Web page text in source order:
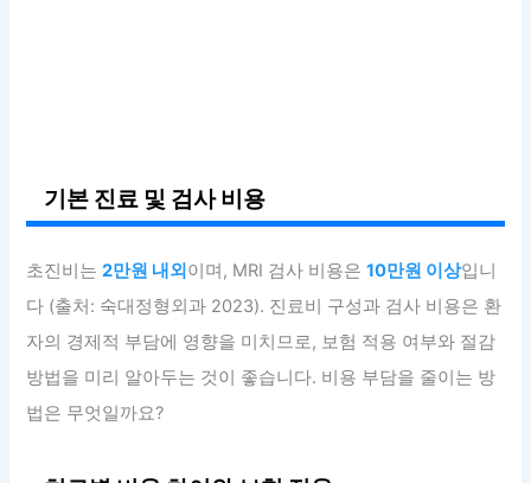
기본 진료 및 검사 비용
초진비는2만원 내외 이며, MRI 검사 비용은10만원 이상입니
다 (출처: 숙대정형외과 2023). 진료비 구성과 검사 비용은 환
자의 경제적 부담에 영향을 미치므로, 보험 적용 여부와 절감
방법을 미리 알아두는 것이 좋습니다. 비용 부담을 줄이는 방
법은 무엇일까요?